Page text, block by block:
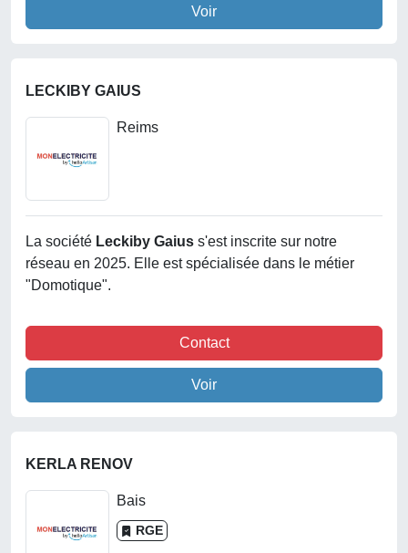
Voir
LECKIBY GAIUS
Reims
La société Leckiby Gaius s'est inscrite sur notre
réseau en 2025. Elle est spécialisée dans le métier
"Domotique".
Contact
Voir
KERLA RENOV
Bais
RGE